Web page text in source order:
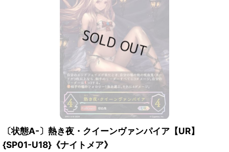
〔状態A-〕熱き夜・クイーンヴァンパイア【UR】
{SP01-U18}《ナイトメア》